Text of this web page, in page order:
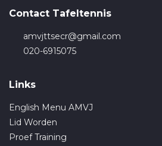
Contact Tafeltennis
amvjttsecr@gmail.com
020-6915075
Links
English Menu AMVJ
Lid Worden
Proef Training